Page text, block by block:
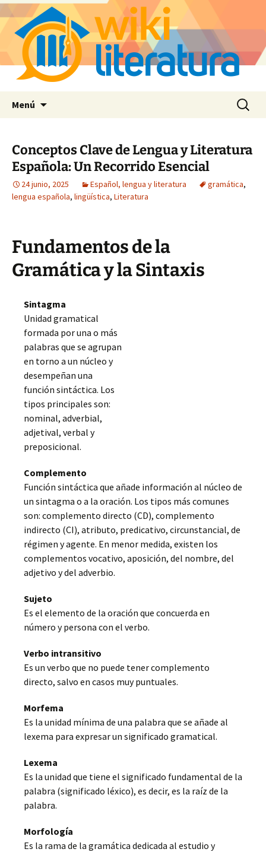
Menú Buscar:
Conceptos Clave de Lengua y Literatura
Española: Un Recorrido Esencial
24 junio, 2025 Español, lengua y literatura gramática,
lengua española, lingüística, Literatura
Fundamentos de la
Gramática y la Sintaxis
Sintagma
Unidad gramatical
formada por una o más
palabras que se agrupan
en torno a un núcleo y
desempeñan una
función sintáctica. Los
tipos principales son:
nominal, adverbial,
adjetival, verbal y
preposicional.
Complemento
Función sintáctica que añade información al núcleo de
un sintagma o a la oración. Los tipos más comunes
son: complemento directo (CD), complemento
indirecto (CI), atributo, predicativo, circunstancial, de
régimen y agente. En menor medida, existen los
complementos vocativo, aposición, del nombre, del
adjetivo y del adverbio.
Sujeto
Es el elemento de la oración que concuerda en
número y persona con el verbo.
Verbo intransitivo
Es un verbo que no puede tener complemento
directo, salvo en casos muy puntuales.
Morfema
Es la unidad mínima de una palabra que se añade al
lexema para expresar un significado gramatical.
Lexema
Es la unidad que tiene el significado fundamental de la
palabra (significado léxico), es decir, es la raíz de la
palabra.
Morfología
Es la rama de la gramática dedicada al estudio y